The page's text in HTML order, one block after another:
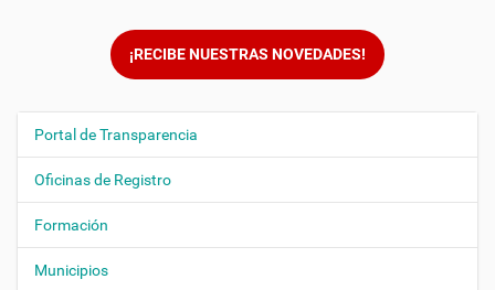
¡RECIBE NUESTRAS NOVEDADES!
N
e
g
a
Portal de Transparencia
Oficinas de Registro
Formación
Municipios